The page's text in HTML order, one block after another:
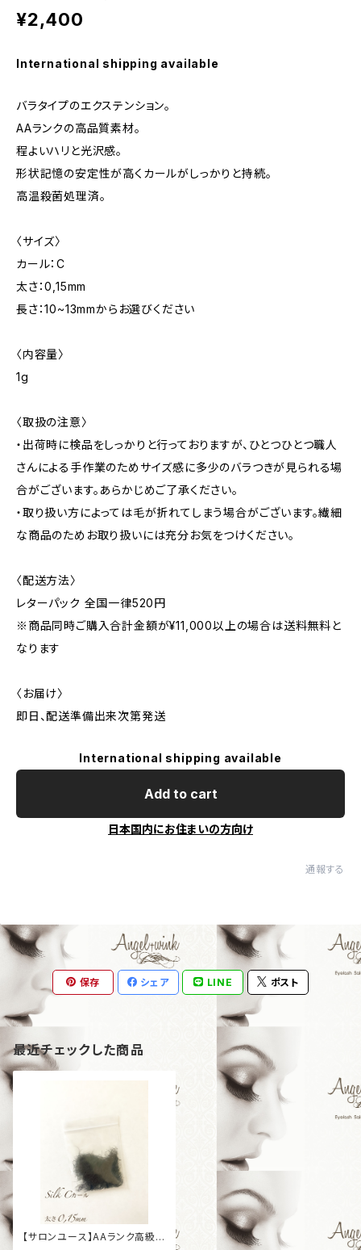
¥2,400
International shipping available
バラタイプのエクステンション。
AAランクの高品質素材。
程よいハリと光沢感。
形状記憶の安定性が高くカールがしっかりと持続。
高温殺菌処理済。
〈サイズ〉
カール：C
太さ：0,15mm
長さ：10~13mmからお選びください
〈内容量〉
1g
〈取扱の注意〉
・出荷時に検品をしっかりと行っておりますが、ひとつひとつ職人
さんによる手作業のためサイズ感に多少のバラつきが見られる場
合がございます。あらかじめご了承ください。
・取り扱い方によっては毛が折れてしまう場合がございます。繊細
な商品のためお取り扱いには充分お気をつけください。
〈配送方法〉
レターパック 全国一律520円
※商品同時ご購入合計金額が¥11,000以上の場合は送料無料と
なります
〈お届け〉
即日、配送準備出来次第発送
International shipping available
Add to cart
日本国内にお住まいの方向け
通報する
保存 シェア LINE ポスト
最近チェックした商品
【サロンユース】AAランク高級シ